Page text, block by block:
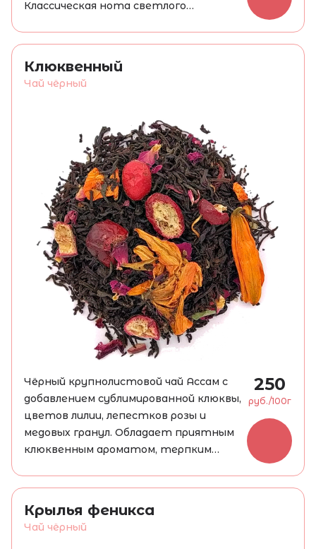
Классическая нота светлого
Клюквенный
Чай чёрный
Чёрный крупнолистовой чай Ассам с
добавлением сублимированной клюквы,
цветов лилии, лепестков розы и
медовых гранул. Обладает приятным
клюквенным ароматом, терпким
250
руб./100г
Крылья феникса
Чай чёрный